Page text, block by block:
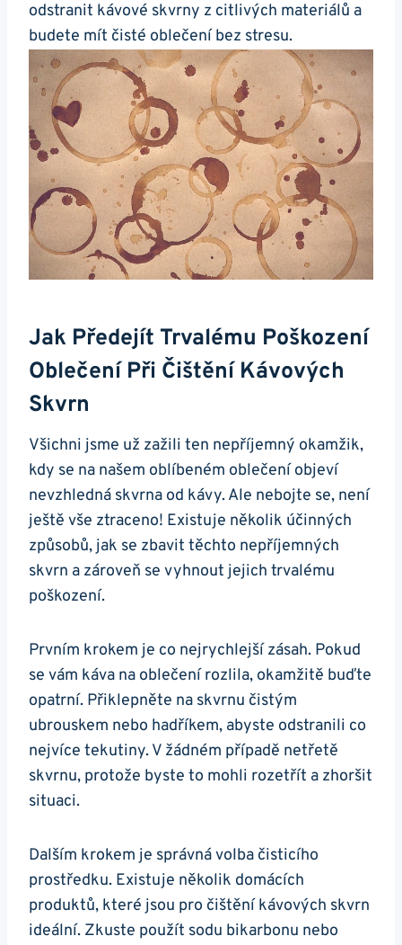
odstranit kávové skvrny z citlivých​ materiálů a
budete mít‌ čisté ‍oblečení bez stresu.
Jak Předejít ⁢trvalému Poškození
Oblečení Při‌ Čištění‌ Kávových
⁣skvrn
Všichni jsme⁤ už zažili ten nepříjemný okamžik,
kdy se na našem oblíbeném oblečení objeví
nevzhledná skvrna od kávy. Ale nebojte se, není
ještě vše ztraceno! ‍Existuje několik účinných
způsobů, jak ​se⁢ zbavit těchto nepříjemných
skvrn a zároveň se vyhnout⁢ jejich trvalému
poškození.
Prvním krokem je co nejrychlejší zásah. Pokud⁤
se vám káva na oblečení rozlila, okamžitě buďte⁣
opatrní. Přiklepněte⁤ na skvrnu čistým
ubrouskem⁣ nebo hadříkem, abyste odstranili co
nejvíce tekutiny.⁣ V žádném případě netřetě
skvrnu, protože byste to mohli rozetřít ​a zhoršit
situaci.
Dalším krokem je správná volba čisticího
prostředku. Existuje několik ​domácích
produktů, které jsou pro čištění kávových ​skvrn
ideální. Zkuste použít sodu bikarbonu nebo